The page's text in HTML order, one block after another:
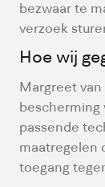
bezwaar te
verzoek
Hoe wij
Margreet
bescherming
passende
maatregelen
toegang